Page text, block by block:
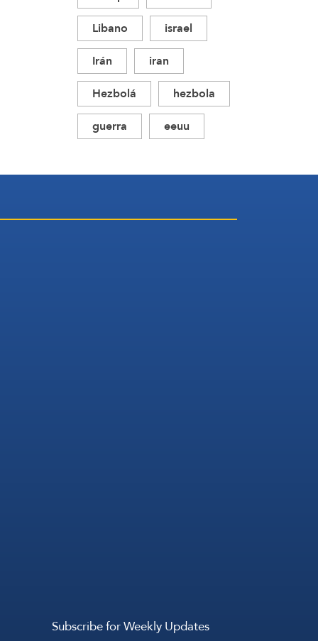
Libano
israel
Irán
iran
Hezbolá
hezbola
guerra
eeuu
Subscribe for Weekly Updates